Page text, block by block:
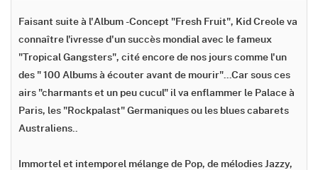
Faisant suite à l'Album -Concept "Fresh Fruit", Kid Creole va
connaître l'ivresse d'un succès mondial avec le fameux
"Tropical Gangsters", cité encore de nos jours comme l'un
des " 100 Albums à écouter avant de mourir"...Car sous ces
airs "charmants et un peu cucul" il va enflammer le Palace à
Paris, les "Rockpalast" Germaniques ou les blues cabarets
Australiens..
Immortel et intemporel mélange de Pop, de mélodies Jazzy,